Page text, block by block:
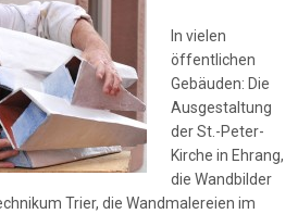
In vielen
öffentlichen
Gebäuden: Die
Ausgestaltung
der St.-Peter-
Kirche in Ehrang,
die Wandbilder
Trier, die Wandmalereien im